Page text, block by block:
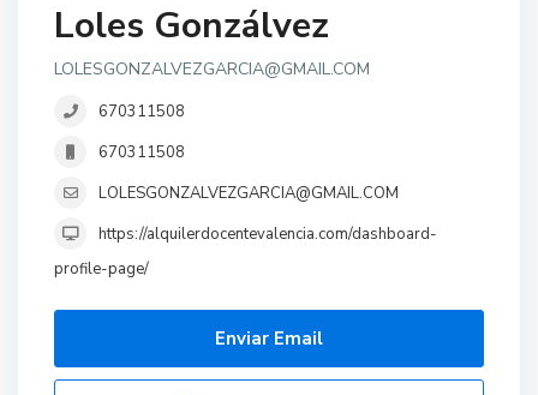
Loles Gonzálvez
LOLESGONZALVEZGARCIA@GMAIL.COM
670311508
670311508
LOLESGONZALVEZGARCIA@GMAIL.COM
https://alquilerdocentevalencia.com/dashboard-
profile-page/
Enviar Email